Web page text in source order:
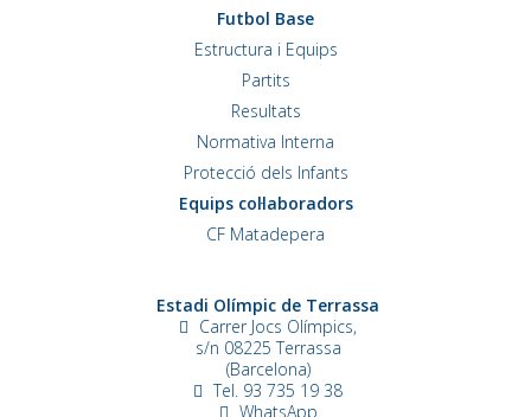
Futbol Base
Estructura i Equips
Partits
Resultats
Normativa Interna
Protecció dels Infants
Equips col·laboradors
CF Matadepera
Estadi Olímpic de Terrassa
Carrer Jocs Olímpics,
s/n 08225 Terrassa
(Barcelona)
Tel. 93 735 19 38
WhatsApp